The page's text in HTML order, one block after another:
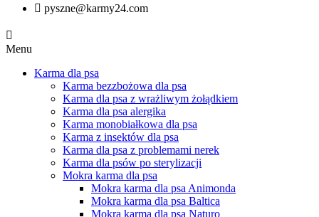
 pyszne@karmy24.com

Menu
Karma dla psa
Karma bezzbożowa dla psa
Karma dla psa z wrażliwym żołądkiem
Karma dla psa alergika
Karma monobiałkowa dla psa
Karma z insektów dla psa
Karma dla psa z problemami nerek
Karma dla psów po sterylizacji
Mokra karma dla psa
Mokra karma dla psa Animonda
Mokra karma dla psa Baltica
Mokra karma dla psa Naturo